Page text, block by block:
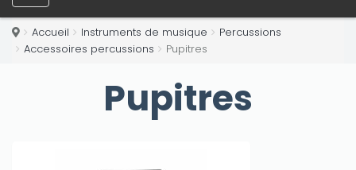
Accueil Instruments de musique
Percussions
Accessoires percussions
Pupitres
Pupitres